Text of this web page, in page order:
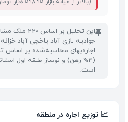
(بالاتر از میانه بازار 598.95 هزار تومان)
📌
جوادیه-نازی آباد-یاخچی آباد-
اجاره‌بهای محاسبه‌شده بر اساس
(3% رهن) و نوساز طبقه اول
است.
📈 توزیع اجاره در منطقه